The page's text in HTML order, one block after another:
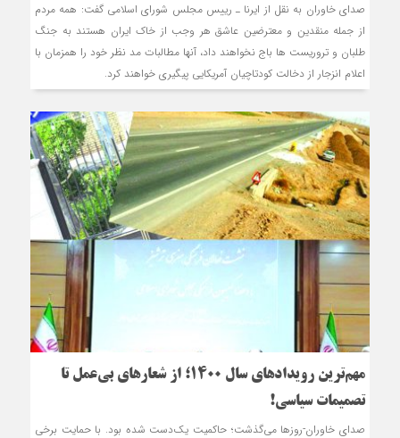
صدای خاوران به نقل از ایرنا ـ رییس مجلس شورای اسلامی گفت: همه مردم
از جمله منقدین و معترضین عاشق هر وجب از خاک ایران هستند به جنگ
طلبان و تروریست ها باج نخواهند داد، آنها مطالبات مد نظر خود را همزمان با
اعلام انزجار از دخالت کودتاچیان آمریکایی پیگیری خواهند کرد.
مهم‌ترین رویدادهای سال 1400؛ از شعارهای بی‌عمل تا
تصمیمات سیاسی!
صدای خاوران-روزها می‌گذشت؛ حاکمیت یک‌دست شده بود. با حمایت برخی